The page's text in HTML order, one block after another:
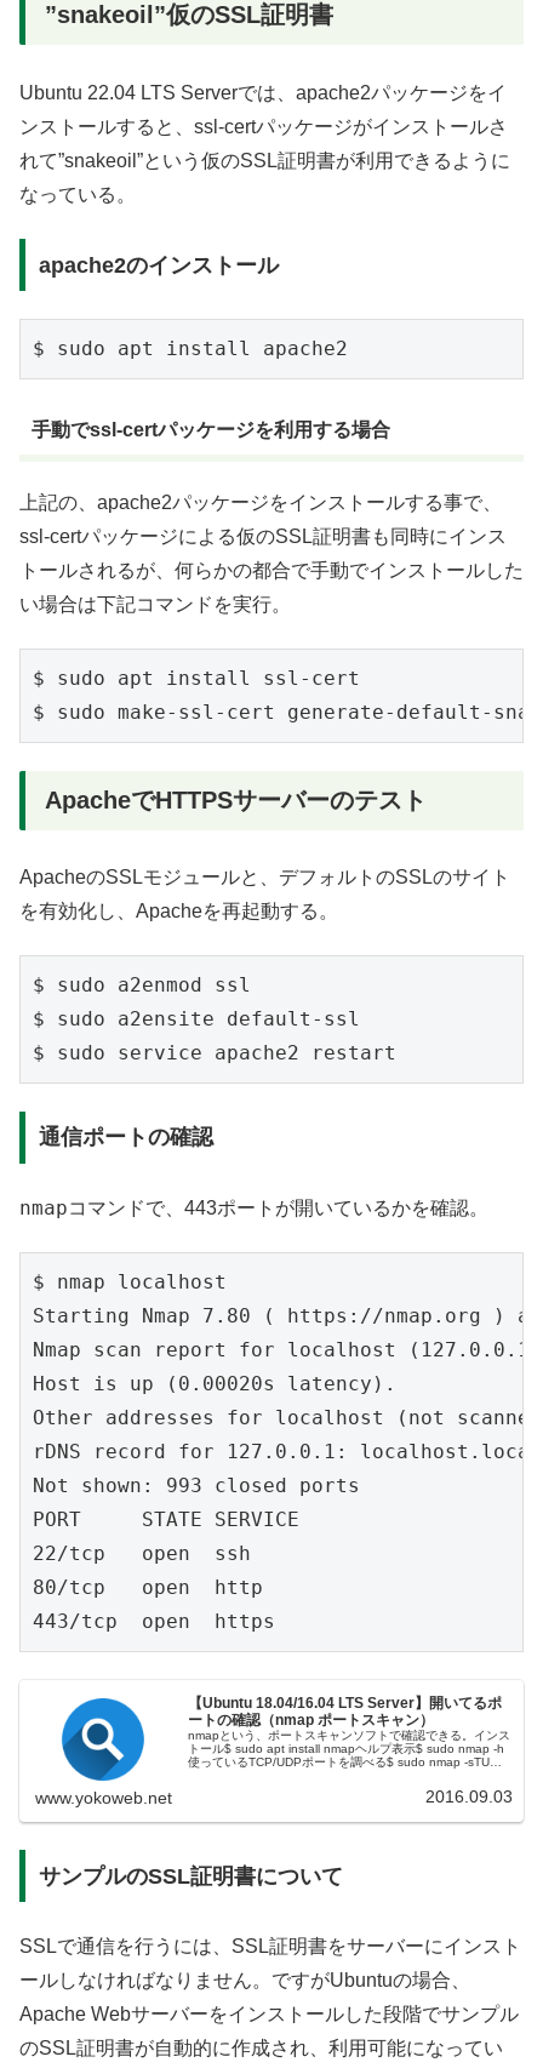
”snakeoil”仮のSSL証明書
Ubuntu 22.04 LTS Serverでは、apache2パッケージをイ
ンストールすると、ssl-certパッケージがインストールさ
れて”snakeoil”という仮のSSL証明書が利用できるように
なっている。
apache2のインストール
手動でssl-certパッケージを利用する場合
上記の、apache2パッケージをインストールする事で、
ssl-certパッケージによる仮のSSL証明書も同時にインス
トールされるが、何らかの都合で手動でインストールした
い場合は下記コマンドを実行。
$ sudo apt install ssl-cert
ApacheでHTTPSサーバーのテスト
ApacheのSSLモジュールと、デフォルトのSSLのサイト
を有効化し、Apacheを再起動する。
$ sudo a2enmod ssl
$ sudo a2ensite default-ssl
通信ポートの確認
nmapコマンドで、443ポートが開いているかを確認。
$ nmap localhost
Starting Nmap 7.80 ( https://nmap.org ) at
Nmap scan report for localhost (127.0.0.1)
Host is up (0.00020s latency).
Other addresses for localhost (not
rDNS record for 127.0.0.1:
Not shown: 993 closed ports
PORT     STATE SERVICE
22/tcp   open  ssh
80/tcp   open  http
【Ubuntu 18.04/16.04 LTS Server】開いてるポ
ートの確認（nmap ポートスキャン）
nmapという、ポートスキャンソフトで確認できる。インス
トール$ sudo apt install nmapヘルプ表示$ sudo nmap -h
使っているTCP/UDPポートを調べる$ sudo nmap -sTU
www.yokoweb.net 2016.09.03
サンプルのSSL証明書について
SSLで通信を行うには、SSL証明書をサーバーにインスト
ールしなければなりません。ですがUbuntuの場合、
Apache Webサーバーをインストールした段階でサンプル
のSSL証明書が自動的に作成され、利用可能になってい